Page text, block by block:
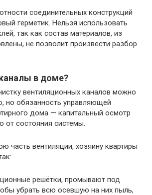
соединительных конструкций
герметик. Нельзя использовать
так как состав материалов, из
не позволит произвести разбор
в доме?
вентиляционных каналов можно
но обязанность управляющей
дома — капитальный осмотр
от состояния системы.
часть вентиляции, хозяину квартиры
решётки, промывают под
убрать всю осевшую на них пыль,